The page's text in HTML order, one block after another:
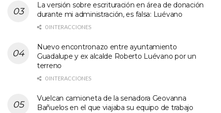
La versión sobre escrituración en área de donación
durante mi administración, es falsa: Luévano
0 INTERACCIONES
Nuevo encontronazo entre ayuntamiento
Guadalupe y ex alcalde Roberto Luévano por un
terreno
0 INTERACCIONES
Vuelcan camioneta de la senadora Geovanna
Bañuelos en el que viajaba su equipo de trabajo